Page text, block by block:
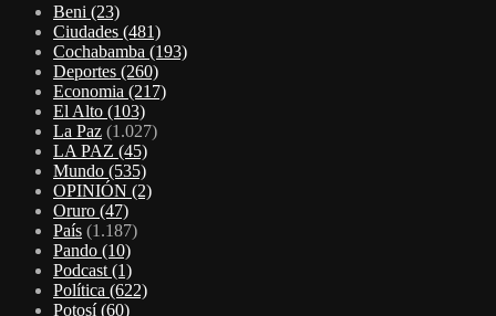
Beni (23)
Ciudades (481)
Cochabamba (193)
Deportes (260)
Economia (217)
El Alto (103)
La Paz (1.027)
LA PAZ (45)
Mundo (535)
OPINIÓN (2)
Oruro (47)
País (1.187)
Pando (10)
Podcast (1)
Política (622)
Potosí(60)